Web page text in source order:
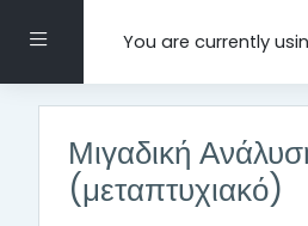
Side panelYou are currently
Μιγαδική
(μεταπτυχιακό)